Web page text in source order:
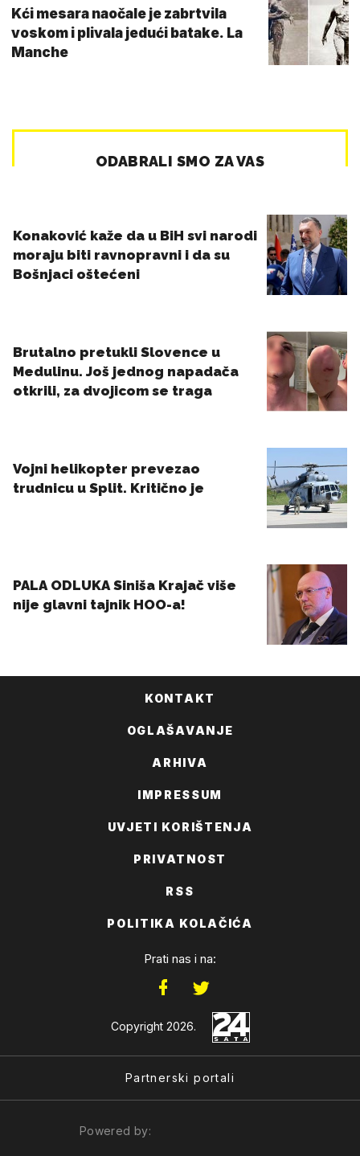
Kći mesara naočale je zabrtvila
voskom i plivala jedući batake. La
Manche
KONTAKT
OGLAŠAVANJE
ARHIVA
IMPRESSUM
UVJETI KORIŠTENJA
PRIVATNOST
RSS
POLITIKA KOLAČIĆA
Prati nas i na:
Copyright 2026.
Partnerski portali
Powered by: